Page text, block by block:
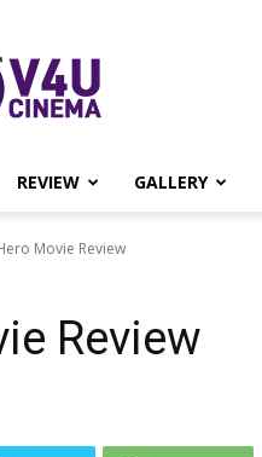
CINEMA
REVIEW GALLERY
Movie Review
Review